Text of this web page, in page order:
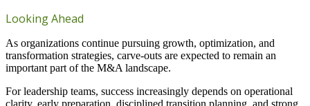
Looking Ahead
As organizations continue pursuing growth, optimization, and
transformation strategies, carve-outs are expected to remain an
important part of the M&A landscape.
For leadership teams, success increasingly depends on operational
clarity, early preparation, disciplined transition planning, and strong